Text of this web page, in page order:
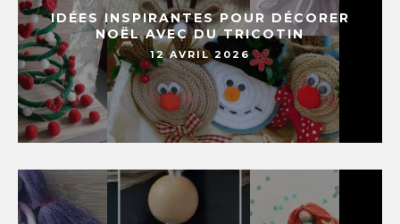
IDÉES INSPIRANTES POUR DÉCORER
NOËL AVEC DU TRICOTIN
12 AVRIL 2026